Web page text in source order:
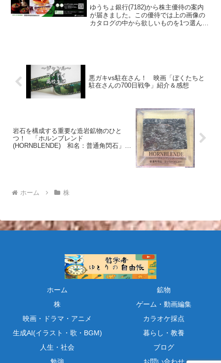
ゆうちょ銀行(7182)から株主優待の案内
が届きました。この優待では上の画像の
カタログの中から欲しいものを1つ選んで
悪ガキvs駐在さん！ 映画「ぼくたちと
駐在さんの700日戦争」紹介＆感想
岩石を構成する重要な造岩鉱物のひと
つ！ 「ホルンブレンド
(HORNBLENDE) 和名：普通角閃石」紹
ホーム 株
ホーム
鉱物
株
ゲーム・動画編集
映画・ドラマ・アニメ
カラオケ採点
生成AI(イラスト・歌・BGM)
暮らし・教養
人生・社会
ブログ